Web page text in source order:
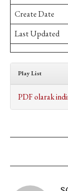
Create Date
Last Updated
Play List
PDF olarak